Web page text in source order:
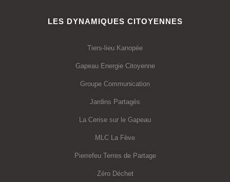
LES DYNAMIQUES CITOYENNES
Tiers-lieu Kanopée
Gapeau Energie Citoyenne
Groupe Communication
Jardins Partagés
La Cerise sur le Gapeau
MLC La Fève
Pierrefeu Terres de Partage
Zéro Déchet